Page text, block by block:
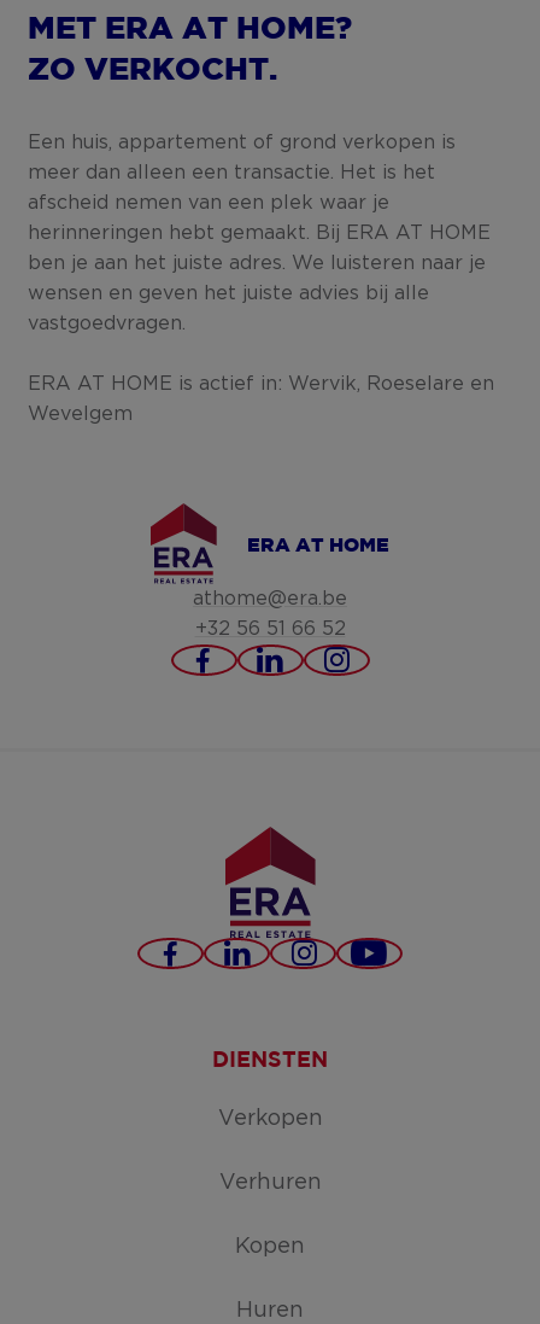
MET ERA AT HOME?
ZO VERKOCHT.
Een huis, appartement of grond verkopen is
meer dan alleen een transactie. Het is het
afscheid nemen van een plek waar je
herinneringen hebt gemaakt. Bij ERA AT HOME
ben je aan het juiste adres. We luisteren naar je
wensen en geven het juiste advies bij alle
vastgoedvragen.
ERA AT HOME is actief in: Wervik, Roeselare en
Wevelgem
ERA AT HOME
athome@era.be
+32 56 51 66 52
https://https://https://
Facebook
LinkedInInstagramYouTube
DIENSTEN
Verkopen
Verhuren
Kopen
Huren